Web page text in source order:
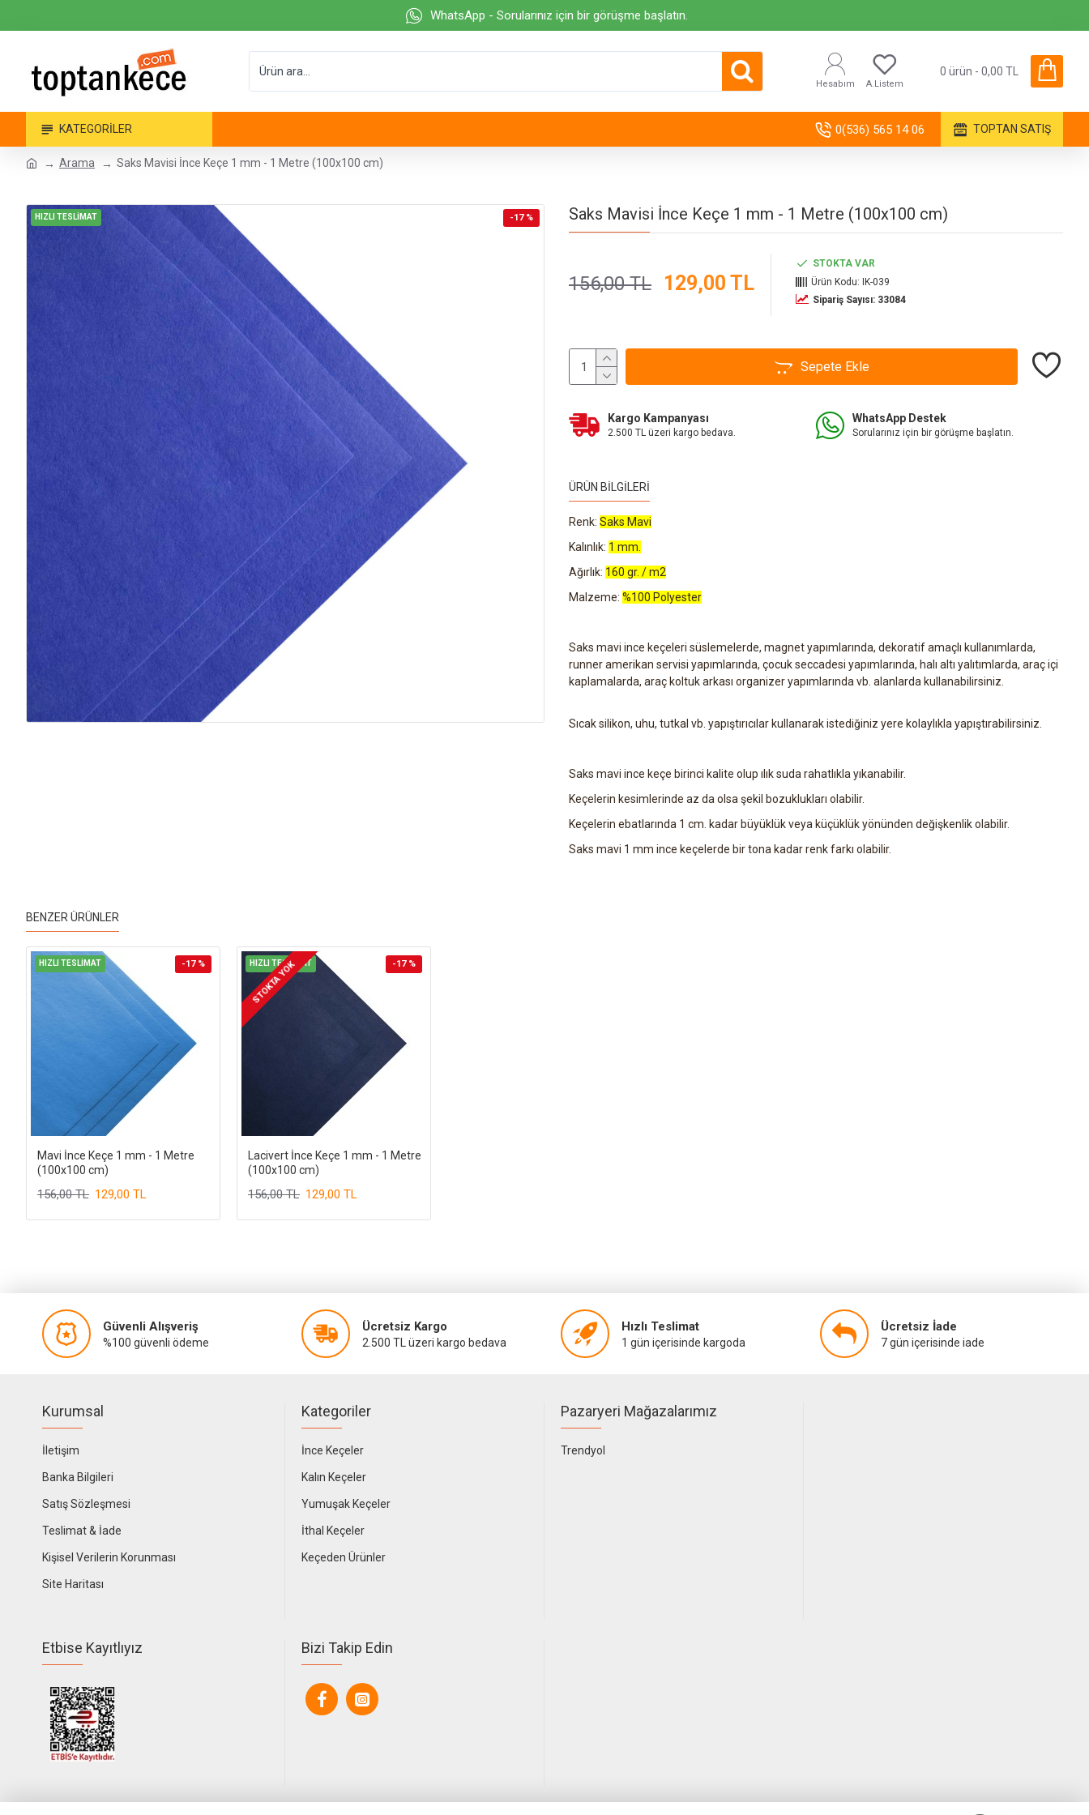
WhatsApp - Sorularınız için bir görüşme başlatın.
Hesabım A.Listem
0 ürün - 0,00 TL
KATEGORILER 0(536) 565 14 06 TOPTAN SATIŞ
Arama Saks Mavisi İnce Keçe 1 mm - 1 Metre (100x100 cm)
HIZLI TESLİMAT -17 % Saks Mavisi İnce Keçe 1 mm - 1 Metre (100x100 cm)
129,00 TL
156,00 TL
STOKTA VAR
Ürün Kodu:
IK-039
Sipariş Sayısı: 33084
Sepete Ekle
Kargo Kampanyası
2.500 TL üzeri kargo bedava.
WhatsApp Destek
Sorularınız için bir görüşme başlatın.
ÜRÜN BILGILERI
Renk: Saks Mavi
Kalınlık: 1 mm.
Ağırlık: 160 gr. / m2
Malzeme: %100 Polyester
Saks mavi ince keçeleri süslemelerde, magnet yapımlarında, dekoratif amaçlı kullanımlarda,
runner amerikan servisi yapımlarında, çocuk seccadesi yapımlarında, halı altı yalıtımlarda, araç içi
kaplamalarda, araç koltuk arkası organizer yapımlarında vb. alanlarda kullanabilirsiniz.
Sıcak silikon, uhu, tutkal vb. yapıştırıcılar kullanarak istediğiniz yere kolaylıkla yapıştırabilirsiniz.
Saks mavi ince keçe birinci kalite olup ılık suda rahatlıkla yıkanabilir.
Keçelerin kesimlerinde az da olsa şekil bozuklukları olabilir.
Keçelerin ebatlarında 1 cm. kadar büyüklük veya küçüklük yönünden değişkenlik olabilir.
Saks mavi 1 mm ince keçelerde bir tona kadar renk farkı olabilir.
BENZER ÜRÜNLER
HIZLI TESLİMAT -17 %
Mavi İnce Keçe 1 mm - 1 Metre
(100x100 cm)
129,00 TL
156,00 TL
HIZLI TESLİMAT -17 %
STOKTA YOK
Lacivert İnce Keçe 1 mm - 1 Metre
(100x100 cm)
129,00 TL
156,00 TL
Güvenli Alışveriş
%100 güvenli ödeme
Ücretsiz Kargo
2.500 TL üzeri kargo bedava
Hızlı Teslimat
1 gün içerisinde kargoda
Ücretsiz İade
7 gün içerisinde iade
Kurumsal
İletişim
Banka Bilgileri
Satış Sözleşmesi
Teslimat & İade
Kişisel Verilerin Korunması
Site Haritası
Kategoriler
İnce Keçeler
Kalın Keçeler
Yumuşak Keçeler
İthal Keçeler
Keçeden Ürünler
Pazaryeri Mağazalarımız
Trendyol
Etbise Kayıtlıyız Bizi Takip Edin